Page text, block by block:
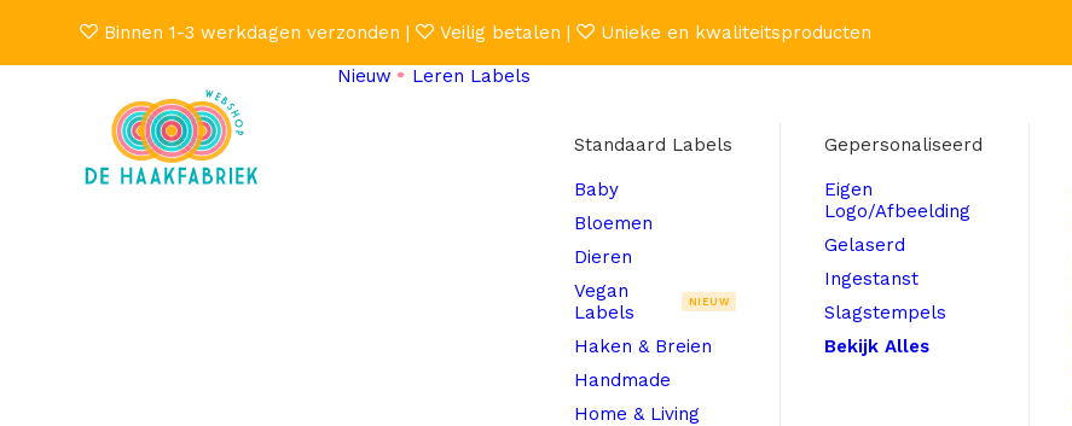
Binnen 1-3 werkdagen verzonden | Veilig betalen | Unieke en kwaliteitsproducten
Nieuw
Leren Labels
Standaard Labels
Baby
Bloemen
Dieren
Vegan
Labels
NIEUW
Haken & Breien
Handmade
Home & Living
Gepersonaliseerd
Eigen
Logo/Afbeelding
Gelaserd
Ingestanst
Slagstempels
Bekijk Alles